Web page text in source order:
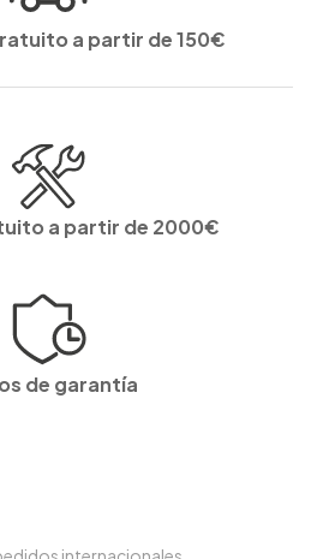
a partir de 150€
a partir de 2000€
de garantía